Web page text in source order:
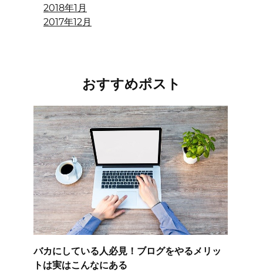
2018年1月
2017年12月
おすすめポスト
バカにしている人必見！ブログをやるメリッ
トは実はこんなにある